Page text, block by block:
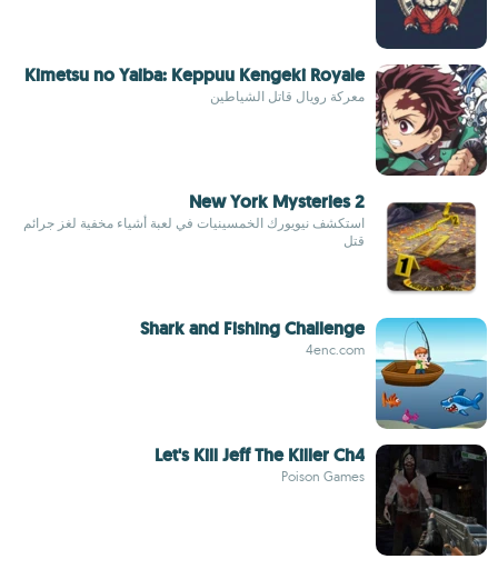
Kimetsu no Yaiba: Keppuu Kengeki Royale
معركة رويال قاتل الشياطين
New York Mysteries 2
استكشف نيويورك الخمسينيات في لعبة أشياء مخفية لغز جرائم
قتل
Shark and Fishing Challenge
4enc.com
Let's Kill Jeff The Killer Ch4
Poison Games